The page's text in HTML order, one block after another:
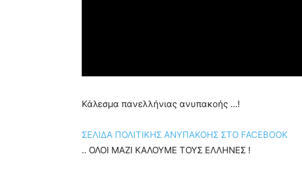
Κάλεσμα πανελλήνιας ανυπακοής …!
ΣΕΛΙΔΑ ΠΟΛΙΤΙΚΗΣ ΑΝΥΠΑΚΟΗΣ ΣΤΟ FACEBOOK
.. ΟΛΟΙ ΜΑΖΙ ΚΑΛΟΥΜΕ ΤΟΥΣ ΕΛΛΗΝΕΣ !